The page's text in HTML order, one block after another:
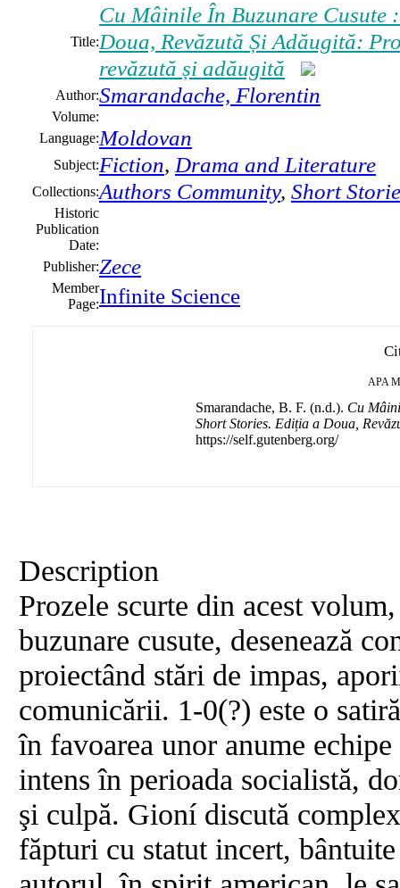
Title:
Cu Mâinile În Buzunare Cusute
Doua, Revăzută Și Adăugită:
revăzută și adăugită
Author:Smarandache, Florentin
Volume:
Language:Moldovan
Subject:Fiction, Drama and Literature
Collections:Authors Community, Short
Historic
Publication
Date:
Publisher:Zece
Member
Page:Infinite Science
APA
Smarandache, B. F. (n.d.). Cu
Short Stories. Ediția a Doua,
https://self.gutenberg.org/
Description
Prozele scurte din acest
buzunare cusute, desenează
proiectând stări de impas,
comunicării. 1-0(?) este o
în favoarea unor anume
intens în perioada socialistă,
şi culpă. Gioní discută
făpturi cu statut incert,